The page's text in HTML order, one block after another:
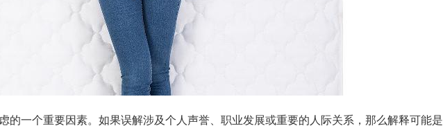
的一个重要因素。如果误解涉及个人声誉、职业发展或重要的人际关系，那么解释可能是